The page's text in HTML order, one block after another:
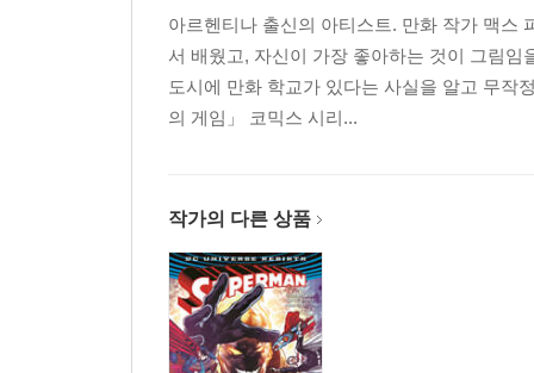
아르헨티나 출신의 아티스트. 만화 작가 맥스
서 배웠고, 자신이 가장 좋아하는 것이 그림
도시에 만화 학교가 있다는 사실을 알고 무작
의 게임」 코믹스 시리...
작가의 다른 상품